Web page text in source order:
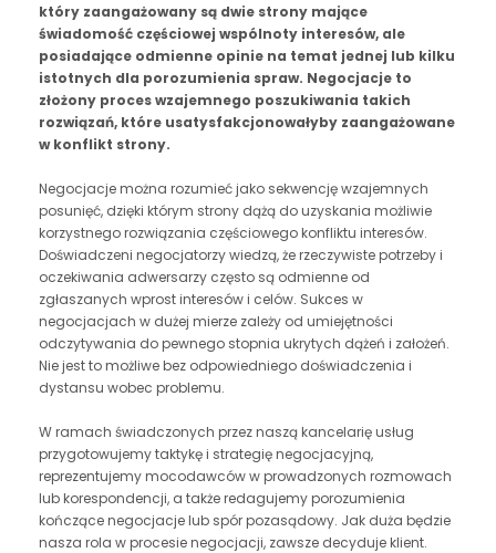
który zaangażowany są dwie strony mające
świadomość częściowej wspólnoty interesów, ale
posiadające odmienne opinie na temat jednej lub kilku
istotnych dla porozumienia spraw. Negocjacje to
złożony proces wzajemnego poszukiwania takich
rozwiązań, które usatysfakcjonowałyby zaangażowane
w konflikt strony.
Negocjacje można rozumieć jako sekwencję wzajemnych
posunięć, dzięki którym strony dążą do uzyskania możliwie
korzystnego rozwiązania częściowego konfliktu interesów.
Doświadczeni negocjatorzy wiedzą, że rzeczywiste potrzeby i
oczekiwania adwersarzy często są odmienne od
zgłaszanych wprost interesów i celów. Sukces w
negocjacjach w dużej mierze zależy od umiejętności
odczytywania do pewnego stopnia ukrytych dążeń i założeń.
Nie jest to możliwe bez odpowiedniego doświadczenia i
dystansu wobec problemu.
W ramach świadczonych przez naszą kancelarię usług
przygotowujemy taktykę i strategię negocjacyjną,
reprezentujemy mocodawców w prowadzonych rozmowach
lub korespondencji, a także redagujemy porozumienia
kończące negocjacje lub spór pozasądowy. Jak duża będzie
nasza rola w procesie negocjacji, zawsze decyduje klient.